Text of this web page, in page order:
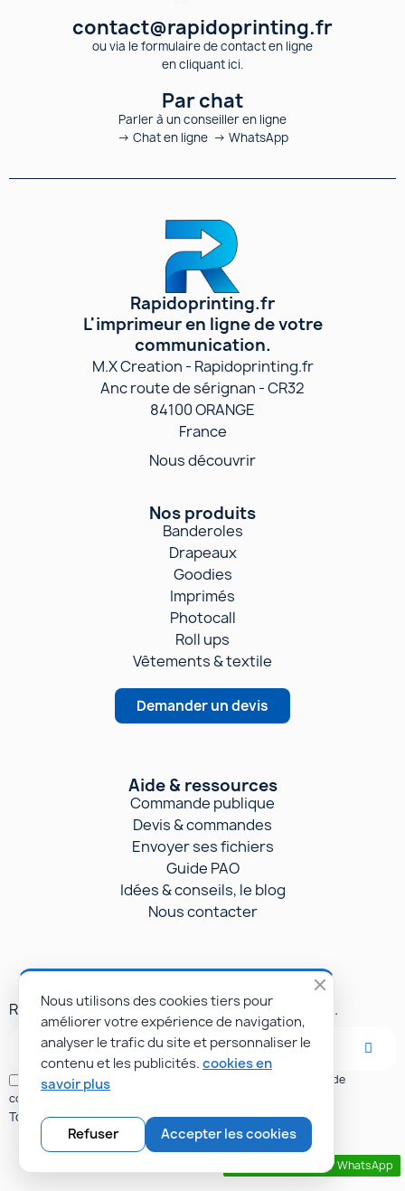
contact@rapidoprinting.fr
ou via le formulaire de contact en ligne
en cliquant ici.
Par chat
Parler à un conseiller en ligne
→ Chat en ligne → WhatsApp
Rapidoprinting.fr
L'imprimeur en ligne de votre
communication.
M.X Creation - Rapidoprinting.fr
Anc route de sérignan - CR32
84100 ORANGE
France
Nous découvrir
Nos produits
Banderoles
Drapeaux
Goodies
Imprimés
Photocall
Roll ups
Vêtements & textile
Demander un devis
Aide & ressources
Commande publique
Devis & commandes
Envoyer ses fichiers
Guide PAO
Idées & conseils, le blog
Nous contacter
Inscription à la newsletter
Recevez régulièrement nos actus imprimables.
Vous confirmez avoir pris connaissance de notre politique de
confidentialité. Vous pouvez vous désinscrire à tout moment.
Tous les prix indiqués sont hors taxes (H.T.).
Contactez nous par WhatsApp
Nous utilisons des cookies tiers pour
améliorer votre expérience de navigation,
analyser le trafic du site et personnaliser le
contenu et les publicités. cookies en
savoir plus
Accepter les cookies
Refuser